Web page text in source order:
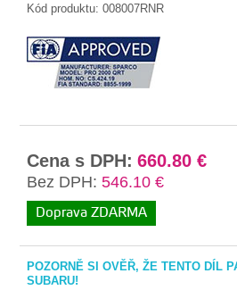
Kód produktu:008007RNR
Cena s DPH: 660.80 €
Bez DPH: 546.10 €
Doprava ZDARMA
POZORNĚ SI OVĚŘ, ŽE TENTO DÍL
SUBARU!